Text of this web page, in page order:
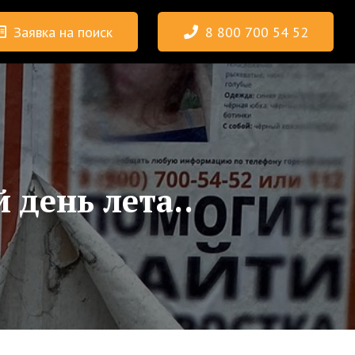
Заявка на поиск 8 800 700 54 52
лета..